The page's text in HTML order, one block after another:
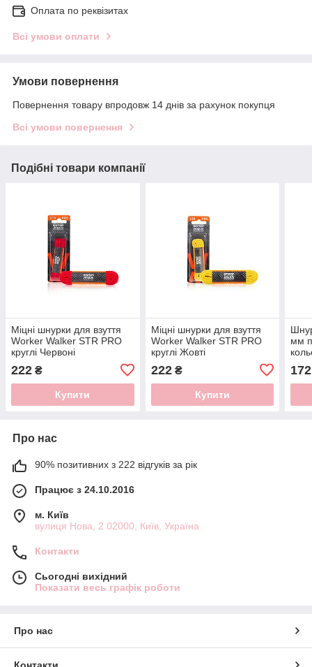
Оплата по реквізитах
Всі умови оплати
Умови повернення
Повернення товару впродовж 14 днів за рахунок покупця
Всі умови повернення
Подібні товари компанії
Міцні шнурки для взуття
Worker Walker STR PRO
круглі Червоні
222 ₴
Купити
Міцні шнурки для взуття
Worker Walker STR PRO
круглі Жовті
222₴
Купити
мм
172
Про нас
90% позитивних з 222 відгуків за рік
Працює з 24.10.2016
м. Київ
вулиця Нова, 2 02000, Київ, Україна
Контакти
Сьогодні вихідний
Показати весь графік роботи
Про нас